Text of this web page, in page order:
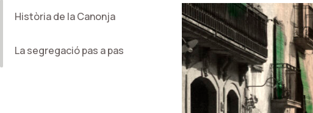
Història de la Canonja
La segregació pas a pas